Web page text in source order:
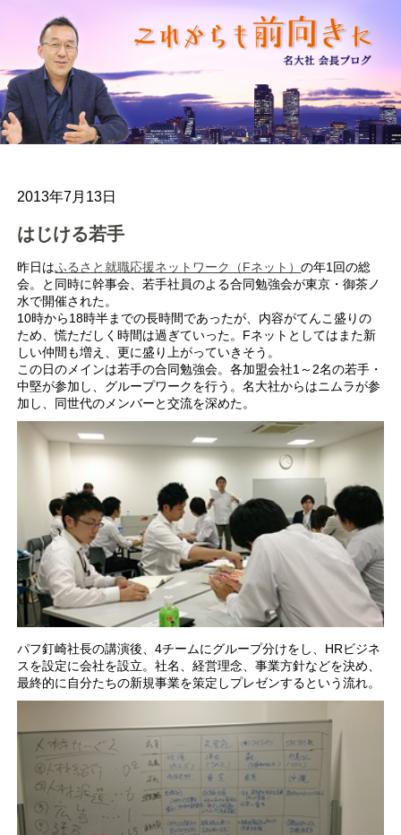
2013年7月13日
はじける若手
昨日はふるさと就職応援ネットワーク（Fネット）の年1回の総
会。と同時に幹事会、若手社員のよる合同勉強会が東京・御茶ノ
水で開催された。
10時から18時半までの長時間であったが、内容がてんこ盛りの
ため、慌ただしく時間は過ぎていった。Fネットとしてはまた新
しい仲間も増え、更に盛り上がっていきそう。
この日のメインは若手の合同勉強会。各加盟会社1～2名の若手・
中堅が参加し、グループワークを行う。名大社からはニムラが参
加し、同世代のメンバーと交流を深めた。
パフ釘崎社長の講演後、4チームにグループ分けをし、HRビジネ
スを設定に会社を設立。社名、経営理念、事業方針などを決め、
最終的に自分たちの新規事業を策定しプレゼンするという流れ。